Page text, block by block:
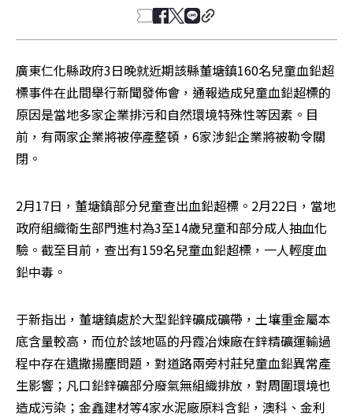
廣東仁化縣政府3日晚就近期該縣董塘鎮160名兒童血鉛超
標事件在此間舉行新聞發佈會，通報造成兒童血鉛超標的
原因是當地多家企業排污和自然環境特殊性等因素。目
前，有兩家企業將被停產整頓，6家涉鉛企業將被勒令關
閉。
2月17日，董塘鎮部分兒童查出血鉛超標。2月22日，當地
政府組織衛生部門進村為3至14歲兒童和部分成人抽血化
驗。截至目前，查出有159名兒童血鉛超標，一人輕度血
鉛中毒。
于新指出，董塘鎮處於大型鉛鋅礦成礦帶，土壤重金屬本
底含量較高，而位於該地區的丹霞冶煉廠在鋅精礦運輸過
程中存在遺撒揚塵問題，對道路兩旁村莊兒童血鉛異常產
生影響；凡口鉛鋅礦部分廢氣無組織排放，對周圍環境也
造成污染；金鑫建材等4家水泥廠原料含鉛，澳科、金利